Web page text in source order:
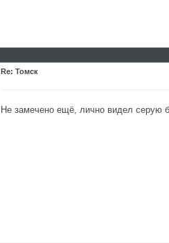
Re: Томск
Не замечено ещё, лично видел серую